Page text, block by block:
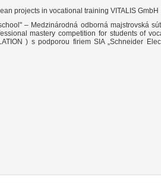
projects in vocational training VITALIS GmbH
– Medzinárodná odborná majstrovská
mastery competition for students of
) s podporou firiem SIA „Schneider